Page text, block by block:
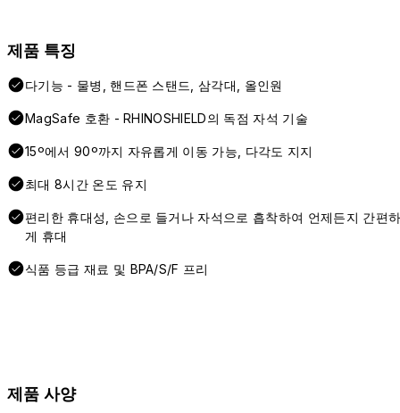
제품 특징
다기능 - 물병, 핸드폰 스탠드, 삼각대, 올인원
MagSafe 호환 - RHINOSHIELD의 독점 자석 기술
15º에서 90º까지 자유롭게 이동 가능, 다각도 지지
최대 8시간 온도 유지
편리한 휴대성, 손으로 들거나 자석으로 흡착하여 언제든지 간편
게 휴대
식품 등급 재료 및 BPA/S/F 프리
제품 사양